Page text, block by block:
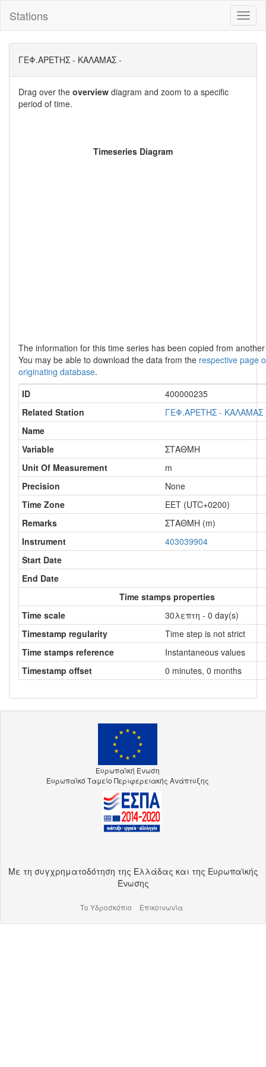
Stations
ΓΕΦ.ΑΡΕΤΗΣ - ΚΑΛΑΜΑΣ -
Drag over the overview diagram and zoom to a specific
period of time.
Timeseries Diagram
The information for this time series has been copied from
You may be able to download the data from the respective page
originating database.
ID
400000235
Related Station
ΓΕΦ.ΑΡΕΤΗΣ - ΚΑΛΑΜΑΣ
Name
Variable
ΣΤΑΘΜΗ
Unit Of Measurement
m
Precision
None
Time Zone
EET (UTC+0200)
Remarks
ΣΤΑΘΜΗ (m)
Instrument
403039904
Start Date
End Date
Time stamps properties
Time scale
30λεπτη - 0 day(s)
Timestamp regularity
Time step is not strict
Time stamps reference
Instantaneous values
Timestamp offset
0 minutes, 0 months
Ευρωπαϊκή Ένωση
Ευρωπαϊκό Ταμείο Περιφερειακής Ανάπτυξης
Με τη συγχρηματοδότηση της Ελλάδας και της Ευρωπαϊκής
Ένωσης
Το Υδροσκόπιο Επικοινωνία